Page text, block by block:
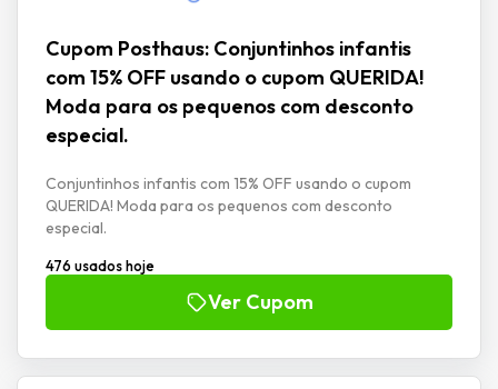
Cupom Posthaus: Conjuntinhos infantis
com 15% OFF usando o cupom QUERIDA!
Moda para os pequenos com desconto
especial.
Conjuntinhos infantis com 15% OFF usando o cupom
QUERIDA! Moda para os pequenos com desconto
especial.
476 usados hoje
Ver Cupom